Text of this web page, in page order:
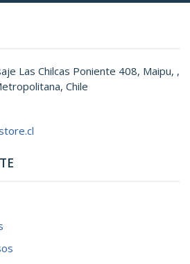
Las Chilcas Poniente 408, Maipu, ,
Chile